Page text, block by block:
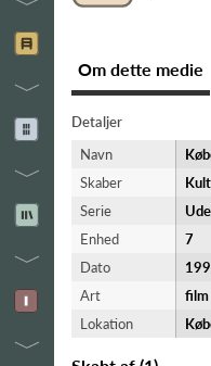
Om dette medie
Detaljer
Navn
Skaber
Serie
Enhed
7
Dato
Art
film
Lokation